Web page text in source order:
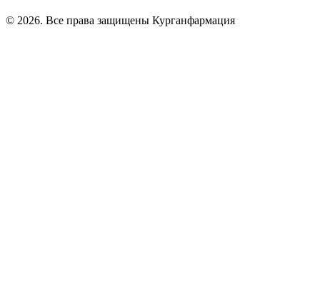
© 2026. Все права защищены Курганфармация